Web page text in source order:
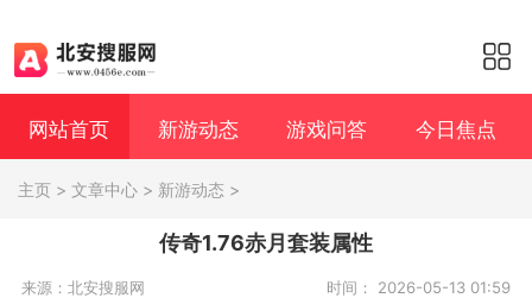
网站首页 新游动态 游戏问答 今日焦点
主页 > 文章中心 > 新游动态 >
传奇1.76赤月套装属性
来源：北安搜服网 时间： 2026-05-13 01:59